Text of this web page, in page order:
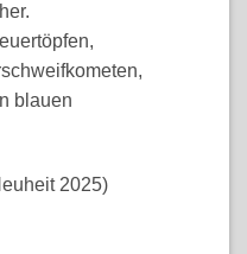
blauen